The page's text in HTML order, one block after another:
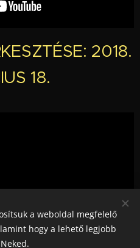
2018.
18.
a weboldal megfelelő
hogy a lehető legjobb